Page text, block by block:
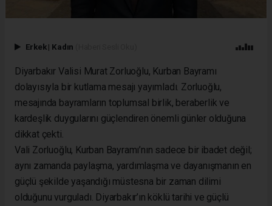
Erkek | Kadın
Diyarbakır Valisi Murat Zorluoğlu, Kurban Bayramı
dolayısıyla bir kutlama mesajı yayımladı. Zorluoğlu,
mesajında bayramların toplumsal birlik, beraberlik ve
kardeşlik duygularını güçlendiren önemli günler olduğuna
dikkat çekti.
Vali Zorluoğlu, Kurban Bayramı’nın sadece bir ibadet değil;
aynı zamanda paylaşma, yardımlaşma ve dayanışmanın en
güçlü şekilde yaşandığı müstesna bir zaman dilimi
olduğunu vurguladı. Diyarbakır’ın köklü tarihi ve güçlü